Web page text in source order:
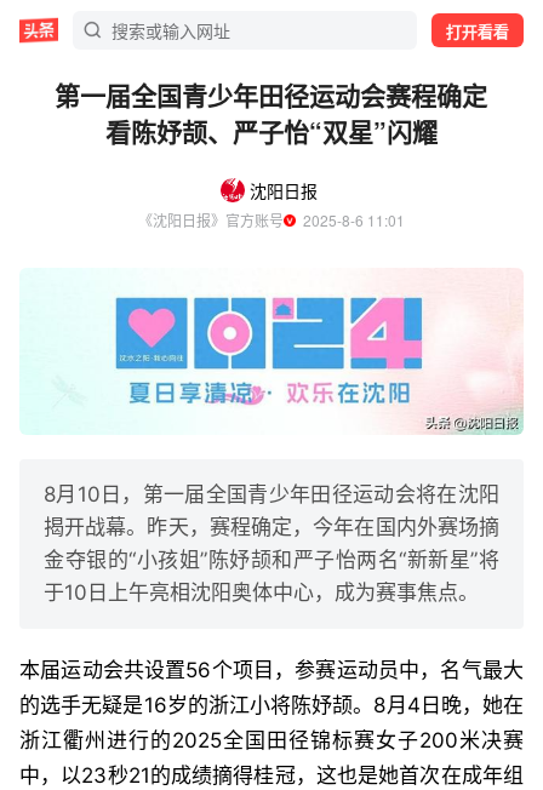
打开看看
第一届全国青少年田径运动会赛程确定
看陈妤颉、严子怡“双星”闪耀
沈阳日报
《沈阳日报》官方账号
  2025-8-6 11:01
8月10日，第一届全国青少年田径运动会将在沈阳
揭开战幕。昨天，赛程确定，今年在国内外赛场摘
金夺银的“小孩姐”陈妤颉和严子怡两名“新新星”将
于10日上午亮相沈阳奥体中心，成为赛事焦点。
本届运动会共设置56个项目，参赛运动员中，名气最大
的选手无疑是16岁的浙江小将陈妤颉。8月4日晚，她在
浙江衢州进行的2025全国田径锦标赛女子200米决赛
中，以23秒21的成绩摘得桂冠，这也是她首次在成年组